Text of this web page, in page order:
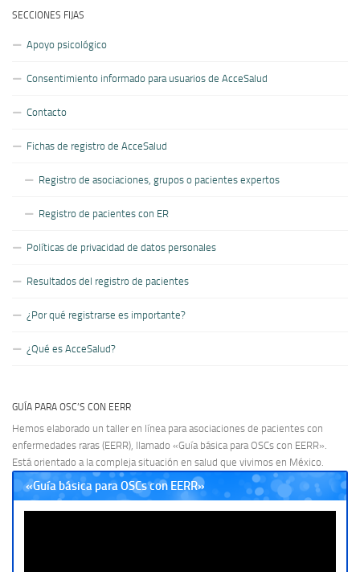
SECCIONES FIJAS
Apoyo psicológico
Consentimiento informado para usuarios de AcceSalud
Contacto
Fichas de registro de AcceSalud
Registro de asociaciones, grupos o pacientes expertos
Registro de pacientes con ER
Políticas de privacidad de datos personales
Resultados del registro de pacientes
¿Por qué registrarse es importante?
¿Qué es AcceSalud?
GUÍA PARA OSC’S CON EERR
Hemos elaborado un taller en línea para asociaciones de pacientes con
enfermedades raras (EERR), llamado «Guía básica para OSCs con EERR».
Está orientado a la compleja situación en salud que vivimos en México.
«Guía básica para OSCs con EERR»